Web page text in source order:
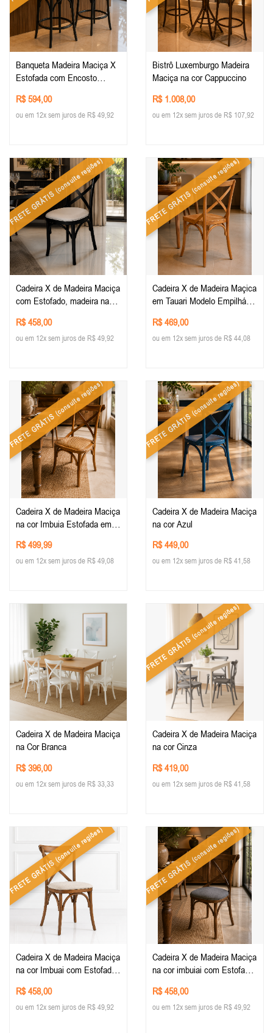
Banqueta Madeira Maciça X
Estofada com Encosto
Preta - tecido Courino Branco
R$ 594,00
ou em 12x sem juros de R$ 49,92
Bistrô Luxemburgo Madeira
Maciça na cor Cappuccino
R$ 1.008,00
ou em 12x sem juros de R$ 107,92
FRETE GRÁTIS
(consulte regiões)
Cadeira X de Madeira Maciça
com Estofado, madeira na
Branco
R$ 458,00
ou em 12x sem juros de R$ 49,92
FRETE GRÁTIS
(consulte regiões)
Cadeira X de Madeira Maçica
em Tauari Modelo Empilhável
R$ 469,00
ou em 12x sem juros de R$ 44,08
FRETE GRÁTIS
(consulte regiões)
Cadeira X de Madeira Maciça
na cor Imbuia Estofada em
R$ 499,99
ou em 12x sem juros de R$ 49,08
FRETE GRÁTIS
(consulte regiões)
Cadeira X de Madeira Maciça
na cor Azul
R$ 449,00
ou em 12x sem juros de R$ 41,58
Cadeira X de Madeira Maciça
na Cor Branca
R$ 396,00
ou em 12x sem juros de R$ 33,33
FRETE GRÁTIS
(consulte regiões)
Cadeira X de Madeira Maciça
na cor Cinza
R$ 419,00
ou em 12x sem juros de R$ 41,58
FRETE GRÁTIS
(consulte regiões)
Cadeira X de Madeira Maciça
na cor Imbuai com Estofado
R$ 458,00
ou em 12x sem juros de R$ 49,92
FRETE GRÁTIS
(consulte regiões)
Cadeira X de Madeira Maciça
na cor imbuiai com Estofado
R$ 458,00
ou em 12x sem juros de R$ 49,92